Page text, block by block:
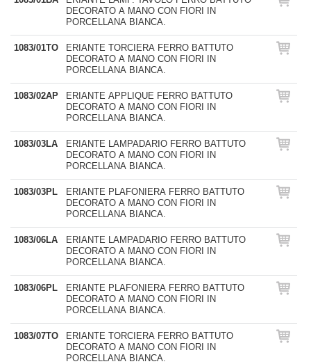
DECORATO A MANO CON FIORI IN
PORCELLANA BIANCA.
1083/01TO
ERIANTE TORCIERA FERRO BATTUTO
DECORATO A MANO CON FIORI IN
PORCELLANA BIANCA.
1083/02AP
ERIANTE APPLIQUE FERRO BATTUTO
DECORATO A MANO CON FIORI IN
PORCELLANA BIANCA.
1083/03LA
ERIANTE LAMPADARIO FERRO BATTUTO
DECORATO A MANO CON FIORI IN
PORCELLANA BIANCA.
1083/03PL
ERIANTE PLAFONIERA FERRO BATTUTO
DECORATO A MANO CON FIORI IN
PORCELLANA BIANCA.
1083/06LA
ERIANTE LAMPADARIO FERRO BATTUTO
DECORATO A MANO CON FIORI IN
PORCELLANA BIANCA.
1083/06PL
ERIANTE PLAFONIERA FERRO BATTUTO
DECORATO A MANO CON FIORI IN
PORCELLANA BIANCA.
1083/07TO
ERIANTE TORCIERA FERRO BATTUTO
DECORATO A MANO CON FIORI IN
PORCELLANA BIANCA.